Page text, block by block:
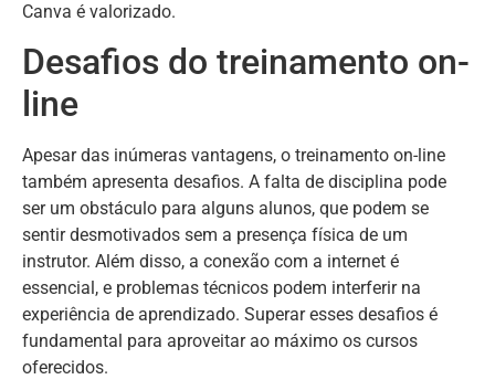
Canva é valorizado.
Desafios do treinamento on-
line
Apesar das inúmeras vantagens, o treinamento on-line
também apresenta desafios. A falta de disciplina pode
ser um obstáculo para alguns alunos, que podem se
sentir desmotivados sem a presença física de um
instrutor. Além disso, a conexão com a internet é
essencial, e problemas técnicos podem interferir na
experiência de aprendizado. Superar esses desafios é
fundamental para aproveitar ao máximo os cursos
oferecidos.